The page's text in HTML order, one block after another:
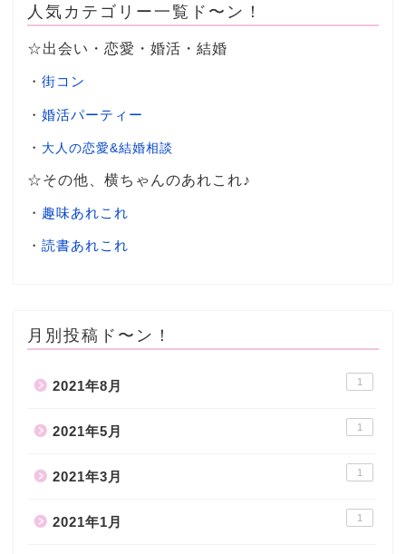
人気カテゴリー一覧ド〜ン！
☆出会い・恋愛・婚活・結婚
・ 街コン
・ 婚活パーティー
・ 大人の恋愛&結婚相談
☆その他、横ちゃんのあれこれ♪
・ 趣味あれこれ
・ 読書あれこれ
月別投稿ド〜ン！
2021年8月 1
2021年5月 1
2021年3月 1
2021年1月 1